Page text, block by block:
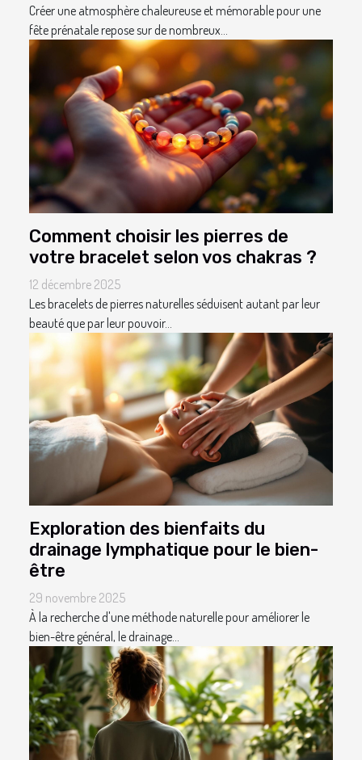
Créer une atmosphère chaleureuse et mémorable pour une
fête prénatale repose sur de nombreux...
Comment choisir les pierres de
votre bracelet selon vos chakras ?
12 décembre 2025
Les bracelets de pierres naturelles séduisent autant par leur
beauté que par leur pouvoir...
Exploration des bienfaits du
drainage lymphatique pour le bien-
être
29 novembre 2025
À la recherche d'une méthode naturelle pour améliorer le
bien-être général, le drainage...